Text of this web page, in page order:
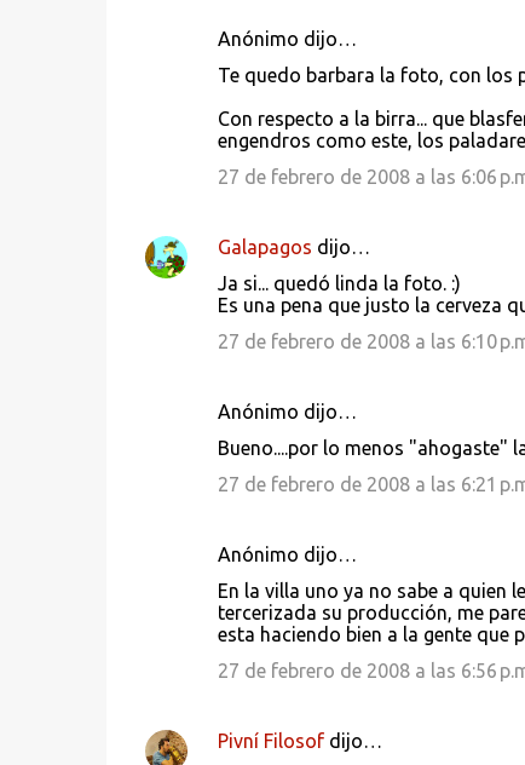
a
Anónimo dijo…
Te quedo barbara la foto, con los
Con respecto a la birra... que
engendros como este, los
27 de febrero de 2008 a las 6:06
Galapagos dijo…
Ja si... quedó linda la foto. :)
Es una pena que justo la cerveza
27 de febrero de 2008 a las 6:10
Anónimo dijo…
Bueno....por lo menos "ahogaste"
27 de febrero de 2008 a las 6:21
Anónimo dijo…
En la villa uno ya no sabe a quien
tercerizada su producción, me
esta haciendo bien a la gente que
27 de febrero de 2008 a las 6:56
Pivní Filosofdijo…